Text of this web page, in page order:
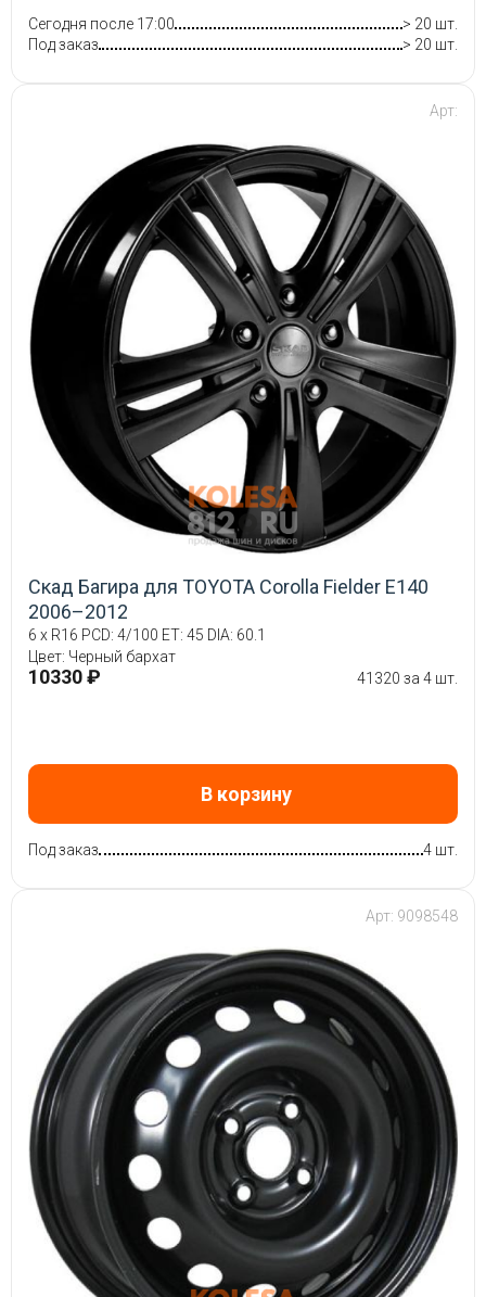
Сегодня после 17:00
> 20 шт.
Под заказ
> 20 шт.
Арт:
Скад Багира для TOYOTA Corolla Fielder E140
2006–2012
6 x R16 PCD: 4/100 ET: 45 DIA: 60.1
Цвет: Черный бархат
10330 ₽ 41320 за 4 шт.
В корзину
Под заказ 4 шт.
Арт: 9098548